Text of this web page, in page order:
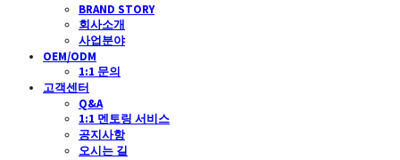
BRAND STORY
회사소개
사업분야
OEM/ODM
1:1 문의
고객센터
Q&A
1:1 멘토링 서비스
공지사항
오시는 길